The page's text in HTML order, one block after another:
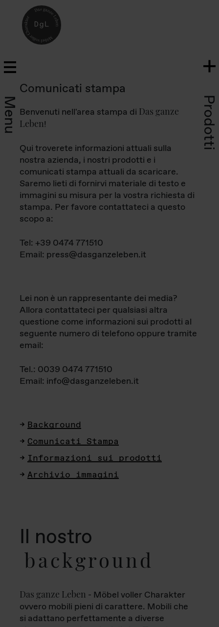
Menu Prodotti
Comunicati stampa
Benvenuti nell'area stampa di Das ganze
Leben!
Qui troverete informazioni attuali sulla
nostra azienda, i nostri prodotti e i
comunicati stampa attuali da scaricare.
Saremo lieti di fornirvi materiale di testo e
immagini su misura per la vostra richiesta di
stampa. Per favore contattateci a questo
scopo a:
Tel: +39 0474 771510
Email: press@dasganzeleben.it
Lei non è un rappresentante dei media?
Allora contattateci per qualsiasi altra
questione come informazioni sui prodotti al
seguente numero di telefono oppure tramite
email:
Tel.: 0039 0474 771510
Email: info@dasganzeleben.it
Background
Comunicati Stampa
Informazioni sui prodotti
Archivio immagini
Il nostro
background
Das ganze Leben - Möbel voller Charakter
ovvero mobili pieni di carattere. Mobili che
si adattano perfettamente a diverse